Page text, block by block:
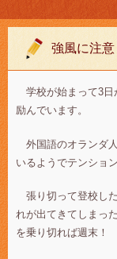
強風に注意
学校が始まって3日
励んでいます。
外国語のオランダ
いるようでテンショ
張り切って登校し
れが出てきてしまっ
を乗り切れば週末！